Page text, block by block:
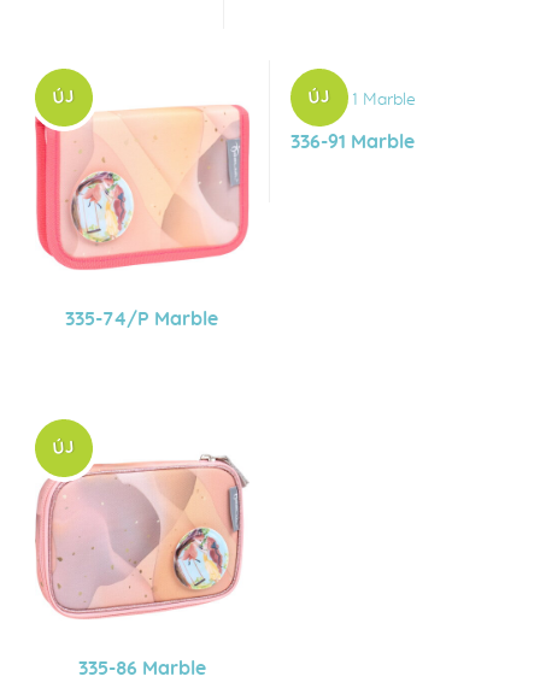
335-74/P Marble
336-91 Marble
335-86 Marble